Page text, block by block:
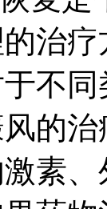
治
不
的
素